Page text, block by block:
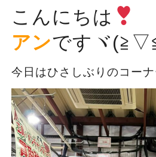
こんにちは
アンですヾ
今日はひさしぶりのコーナ